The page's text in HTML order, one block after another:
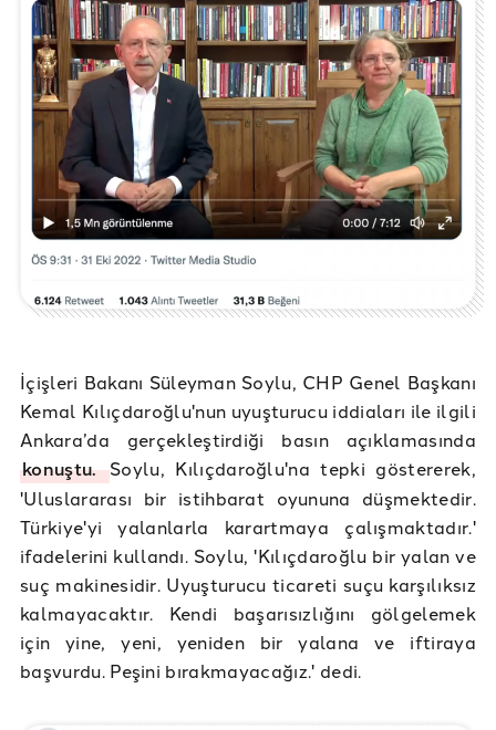
İçişleri Bakanı Süleyman Soylu, CHP Genel Başkanı
Kemal Kılıçdaroğlu'nun uyuşturucu iddiaları ile ilgili
Ankara’da gerçekleştirdiği basın açıklamasında
konuştu.Soylu, Kılıçdaroğlu'na tepki göstererek,
'Uluslararası bir istihbarat oyununa düşmektedir.
Türkiye'yi yalanlarla karartmaya çalışmaktadır.'
ifadelerini kullandı. Soylu, 'Kılıçdaroğlu bir yalan ve
suç makinesidir. Uyuşturucu ticareti suçu karşılıksız
kalmayacaktır. Kendi başarısızlığını gölgelemek
için yine, yeni, yeniden bir yalana ve iftiraya
başvurdu. Peşini bırakmayacağız.' dedi.